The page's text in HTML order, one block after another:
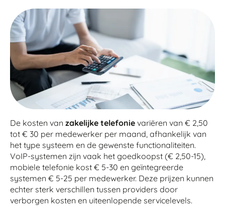
De kosten van zakelijke telefonie variëren van € 2,50
tot € 30 per medewerker per maand, afhankelijk van
het type systeem en de gewenste functionaliteiten.
VoIP-systemen zijn vaak het goedkoopst (€ 2,50-15),
mobiele telefonie kost € 5-30 en geïntegreerde
systemen € 5-25 per medewerker. Deze prijzen kunnen
echter sterk verschillen tussen providers door
verborgen kosten en uiteenlopende servicelevels.